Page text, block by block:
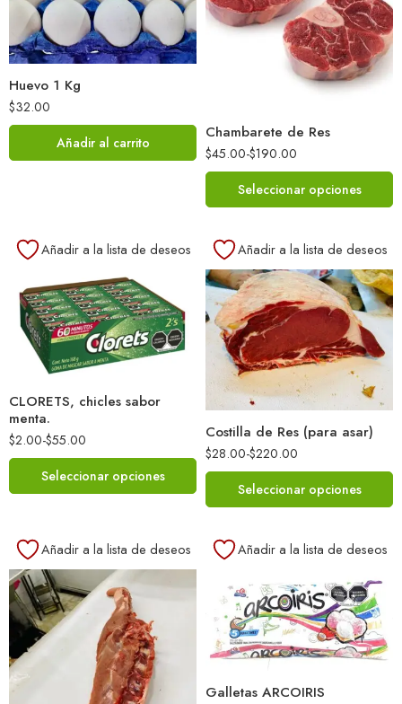
Huevo 1 Kg
$32.00
Añadir al carrito
Chambarete de Res
$45.00-$190.00
Seleccionar opciones
Añadir a la lista de deseos
CLORETS, chicles sabor
menta.
$2.00-$55.00
Seleccionar opciones
Añadir a la lista de deseos
Costilla de Res (para asar)
$28.00-$220.00
Seleccionar opciones
Añadir a la lista de deseos Añadir a la lista de deseos
Galletas ARCOIRIS